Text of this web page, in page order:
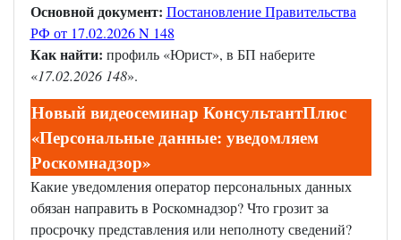
Основной документ: Постановление Правительства
РФ от 17.02.2026 N 148
Как найти: профиль «Юрист», в БП наберите
«17.02.2026 148».
Новый видеосеминар КонсультантПлюс
«Персональные данные: уведомляем
Роскомнадзор»
Какие уведомления оператор персональных данных
обязан направить в Роскомнадзор? Что грозит за
просрочку представления или неполноту сведений?